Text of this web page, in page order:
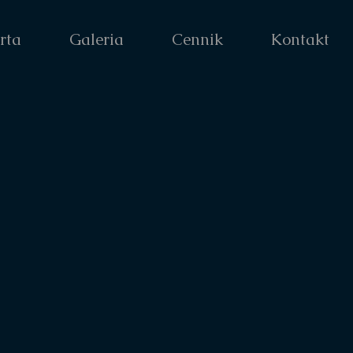
Galeria Cennik Kontakt